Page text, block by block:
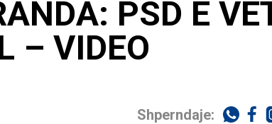
PSD E
– VIDEO
Shperndaje: